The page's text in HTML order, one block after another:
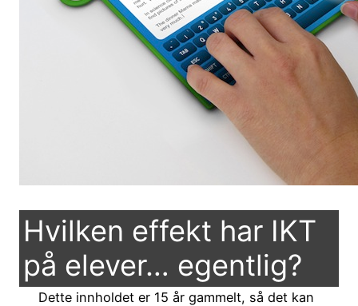
Hvilken effekt har IKT
på elever… egentlig?
Dette innholdet er 15 år gammelt, så det kan